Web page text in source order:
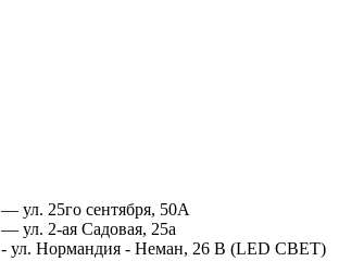
— ул. 25го сентября, 50А
— ул. 2-ая Садовая, 25а
- ул. Нормандия - Неман, 26 В (LED СВЕТ)